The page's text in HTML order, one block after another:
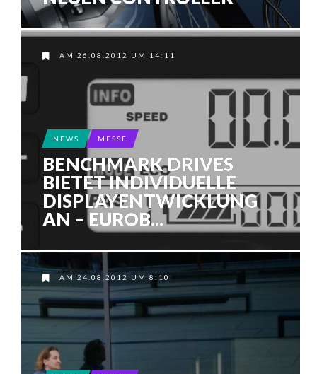
AM 26.08.2012 UM 14:11
NEWS MESSE
BENCHMARK DRIVES
BIETET INDIVIDUELLE
DISPLAYENTWICKLUNG
AN – EUROB...
AM 24.08.2012 UM 8:10